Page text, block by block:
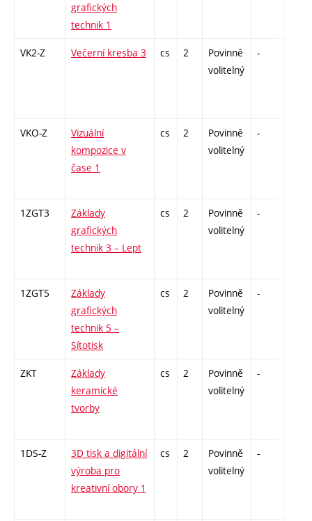
grafických
technik 1
VK2-Z Večerní kresba 3 cs 2
Povinně
volitelný
-
VKO-Z
Vizuální
kompozice v
čase 1
cs 2
Povinně
volitelný
-
1ZGT3
Základy
grafických
technik 3 – Lept
cs 2
Povinně
volitelný
-
1ZGT5
Základy
grafických
technik 5 –
Sítotisk
cs 2
Povinně
volitelný
-
ZKT
Základy
keramické
tvorby
cs 2
Povinně
volitelný
-
1DS-Z
3D tisk a digitální
výroba pro
kreativní obory 1
cs 2
Povinně
volitelný
-